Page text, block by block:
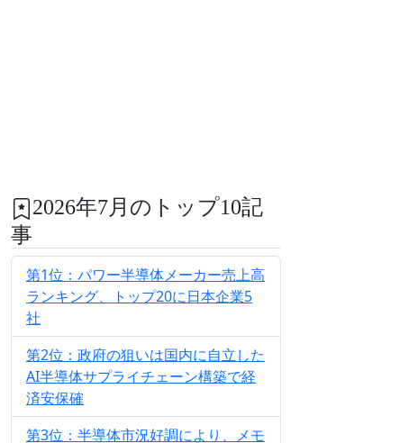
2026年7月のトップ10記
事
第1位：パワー半導体メーカー売上高
ランキング、トップ20に日本企業5
社
第2位：政府の狙いは国内に自立した
AI半導体サプライチェーン構築で経
済安保確
第3位：半導体市況好調により、メモ